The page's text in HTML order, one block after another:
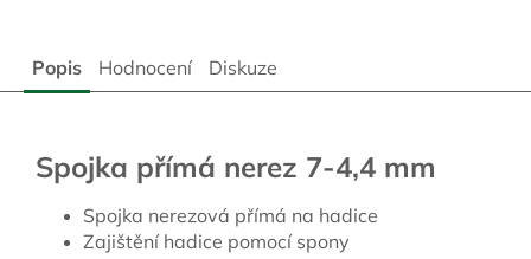
Popis Hodnocení Diskuze
Spojka přímá nerez 7-4,4 mm
Spojka nerezová přímá na hadice
Zajištění hadice pomocí spony